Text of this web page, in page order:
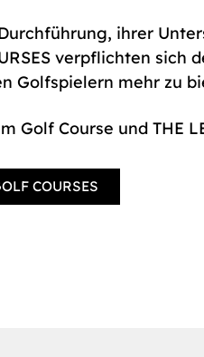
ihrer
verpflichten sich
Golfspielern mehr zu
Course und THE
COURSES